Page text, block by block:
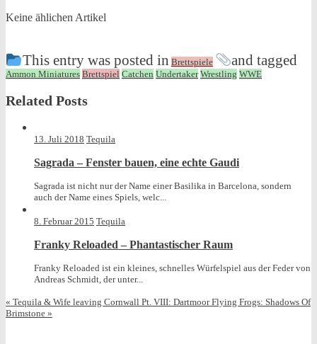
Keine ählichen Artikel
This entry was posted in Brettspiele and tagged
Ammon Miniatures Brettspiel Catchen Undertaker Wrestling WWE
Related Posts
13. Juli 2018 Tequila
Sagrada – Fenster bauen, eine echte Gaudi
Sagrada ist nicht nur der Name einer Basilika in Barcelona, sondern
auch der Name eines Spiels, welc...
8. Februar 2015 Tequila
Franky Reloaded – Phantastischer Raum
Franky Reloaded ist ein kleines, schnelles Würfelspiel aus der Feder von
Andreas Schmidt, der unter...
« Tequila & Wife leaving Cornwall Pt. VIII: DartmoorFlying Frogs: Shadows Of
Brimstone »